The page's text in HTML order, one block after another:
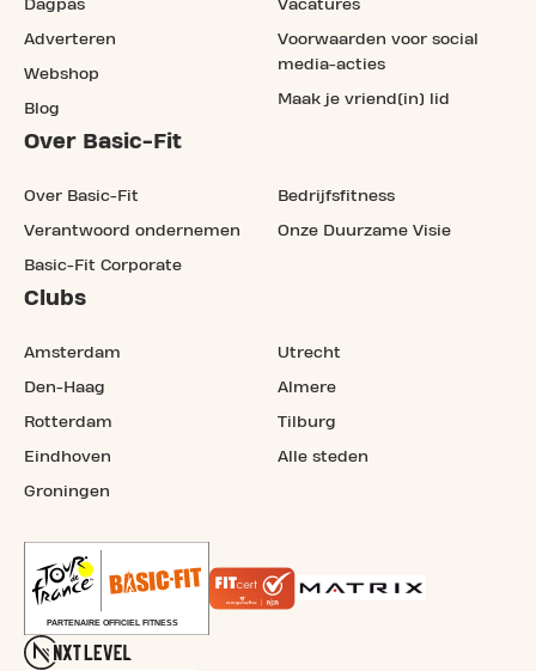
Dagpas
Adverteren
Webshop
Blog
Vacatures
Voorwaarden voor social
media-acties
Maak je vriend(in) lid
Over Basic-Fit
Over Basic-Fit
Verantwoord ondernemen
Basic-Fit Corporate
Bedrijfsfitness
Onze Duurzame Visie
Clubs
Amsterdam
Den-Haag
Rotterdam
Eindhoven
Groningen
Utrecht
Almere
Tilburg
Alle steden